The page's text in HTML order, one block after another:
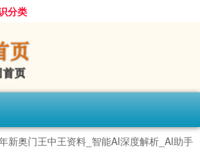
分类
新奥门王中王资料_智能AI深度解析_AI助手